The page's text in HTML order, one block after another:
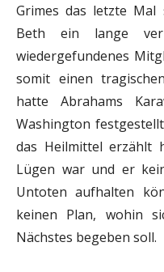
Grimes das letzte
Beth ein lange
wiedergefundenes
somit einen
hatte Abrahams
Washington
das Heilmittel erzählt
Lügen war und er
Untoten aufhalten
keinen Plan, wohin
Nächstes begeben soll.